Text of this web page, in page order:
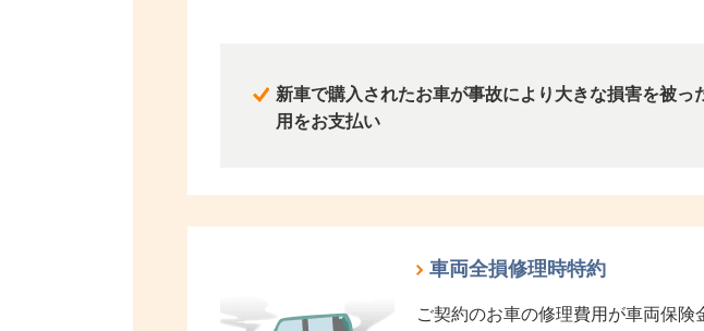
新車で購入されたお車が事故により大きな損害を被っ
用をお支払い
車両全損修理時特約
ご契約のお車の修理費用が車両保険